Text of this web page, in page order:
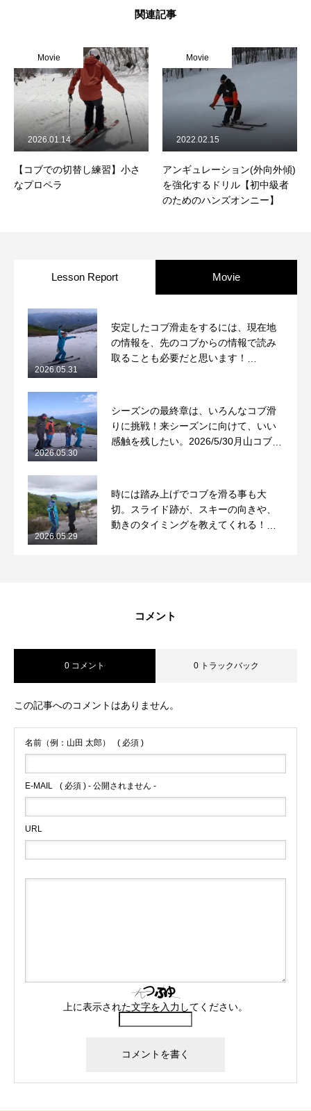
関連記事
Movie
【コブでの切替し練習】小さ
なプロペラ
2026.01.14
Movie
アンギュレーション(外向外傾)
を強化するドリル【初中級者
のためのハンズオンニー】
2022.02.15
Lesson Report Movie
安定したコブ滑走をするには、現在地
の情報を、先のコブからの情報で読み
取ることも必要だと思います！
2026.05.31
シーズンの最終章は、いろんなコブ滑
りに挑戦！来シーズンに向けて、いい
感触を残したい。2026/5/30月山コブレ
2026.05.30
時には踏み上げでコブを滑る事も大
切。スライド跡が、スキーの向きや、
動きのタイミングを教えてくれる！
2026.05.29
コメント
0 コメント 0 トラックバック
この記事へのコメントはありません。
名前（例：山田 太郎） ( 必須 )
E-MAIL ( 必須 ) - 公開されません -
URL
上に表示された文字を入力してください。